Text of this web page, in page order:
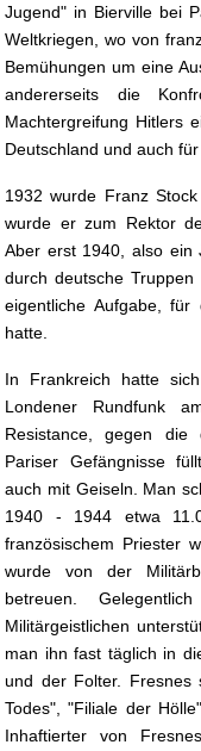
Jugend" in Bierville bei
Weltkriegen, wo von
Bemühungen um eine
andererseits die
Machtergreifung Hitlers
Deutschland und auch
1932 wurde Franz
wurde er zum Rektor
Aber erst 1940, also ein
durch deutsche
eigentliche Aufgabe,
hatte.
In Frankreich hatte
Londener Rundfunk
Resistance, gegen die
Pariser Gefängnisse
auch mit Geiseln. Man
1940 - 1944 etwa
französischem Priester
wurde von der
betreuen.
Militärgeistlichen
man ihn fast täglich in
und der Folter. Fresnes
Todes", "Filiale der
Inhaftierter von